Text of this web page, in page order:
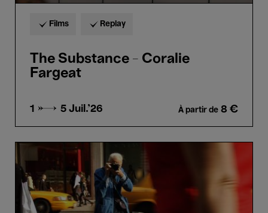
Films Replay
The Substance - Coralie
Fargeat
1 → 5 Juil.'26 À partir de 8 €
Cunningham
New
York
Richard